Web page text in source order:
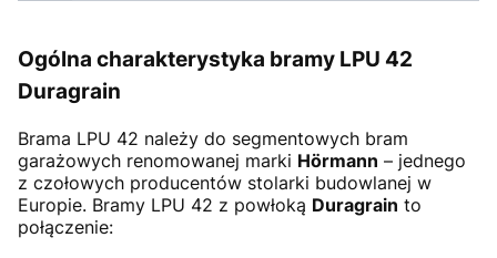
Ogólna charakterystyka bramy LPU 42
Duragrain
Brama LPU 42 należy do segmentowych bram
garażowych renomowanej marki Hörmann – jednego
z czołowych producentów stolarki budowlanej w
Europie. Bramy LPU 42 z powłoką Duragrain to
połączenie: